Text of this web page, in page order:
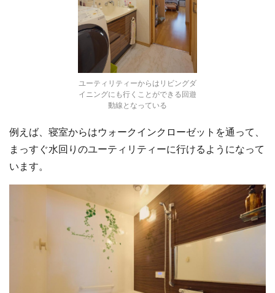
ユーティリティーからはリビングダ
イニングにも行くことができる回遊
動線となっている
例えば、寝室からはウォークインクローゼットを通って、
まっすぐ水回りのユーティリティーに行けるようになって
います。